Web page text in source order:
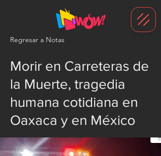
Regresar a Notas
Morir en Carreteras de
la Muerte, tragedia
humana cotidiana en
Oaxaca y en México